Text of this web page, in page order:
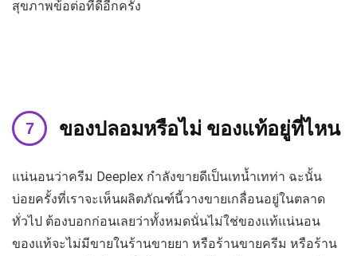
สุขภาพข้อต่อที่ดีอีกครั้ง
ของปลอมหรือไม่ ของแท้อยู่ที่ไหน
แน่นอนว่าครีม Deeplex กำลังขายดีเป็นเทน้ำเทท่า ฉะนั้น
บ่อยครั้งที่เราจะเห็นผลิตภัณฑ์นี้วางขายเกลื่อนอยู่ในตลาด
ทั่วไป ต้องบอกก่อนเลยว่าทั้งหมดนั่นไม่ใช่ของแท้แน่นอน
ของแท้จะไม่มีขายในร้านขายยา หรือร้านขายครีม หรือร้าน